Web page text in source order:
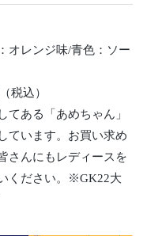
オレンジ味/青色：ソー
税込）
てある「あめちゃん」
ています。お買い求め
さんにもレディースを
ください。※GK22大